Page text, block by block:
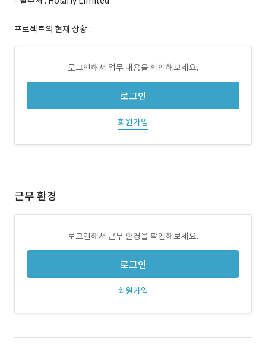
프로젝트의 현재 상황 :
로그인해서 업무 내용을 확인해보세요.
로그인
회원가입
근무 환경
로그인해서 근무 환경을 확인해보세요.
로그인
회원가입